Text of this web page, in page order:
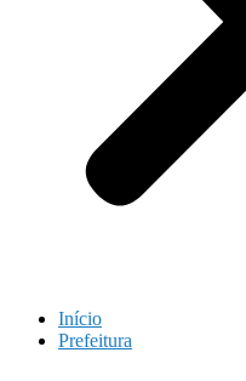
Início
Prefeitura